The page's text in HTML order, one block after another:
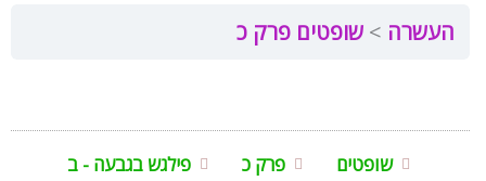
העשרה שופטים פרק כ
שופטים פרק כ פילגש בגבעה - ב